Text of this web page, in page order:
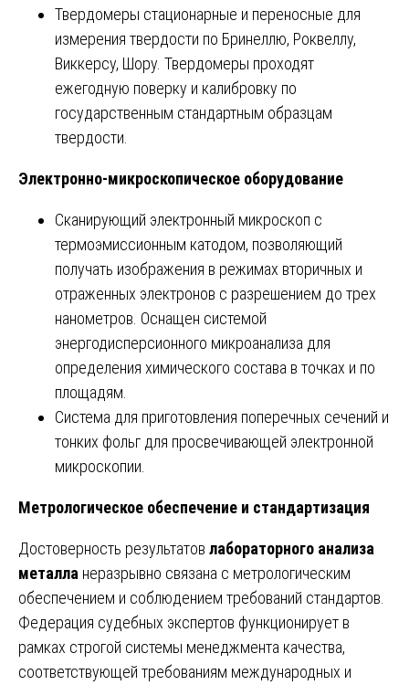
Твердомеры стационарные и переносные для
измерения твердости по Бринеллю, Роквеллу,
Виккерсу, Шору. Твердомеры проходят
ежегодную поверку и калибровку по
государственным стандартным образцам
твердости.
Электронно-микроскопическое оборудование
Сканирующий электронный микроскоп с
термоэмиссионным катодом, позволяющий
получать изображения в режимах вторичных и
отраженных электронов с разрешением до трех
нанометров. Оснащен системой
энергодисперсионного микроанализа для
определения химического состава в точках и по
площадям.
Система для приготовления поперечных сечений и
тонких фольг для просвечивающей электронной
микроскопии.
Метрологическое обеспечение и стандартизация
Достоверность результатов лабораторного анализа
металла неразрывно связана с метрологическим
обеспечением и соблюдением требований стандартов.
Федерация судебных экспертов функционирует в
рамках строгой системы менеджмента качества,
соответствующей требованиям международных и